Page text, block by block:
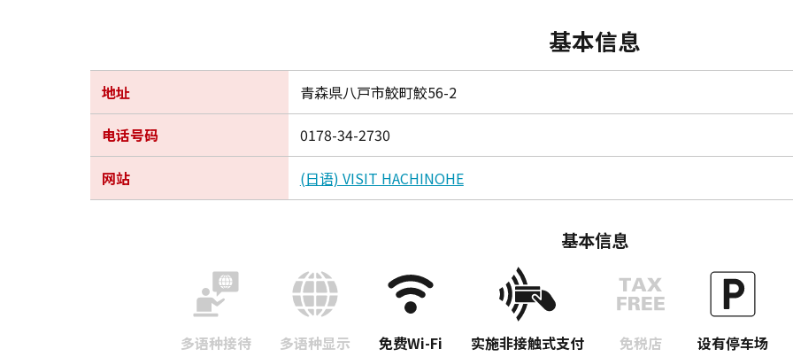
基本信息
地址 青森県八戸市鮫町鮫56-2
电话号码 0178-34-2730
网站 (日语) VISIT HACHINOHE
基本信息
多语种接待 多语种显示 免费Wi-Fi 实施非接触式支付 免税店 设有停车场